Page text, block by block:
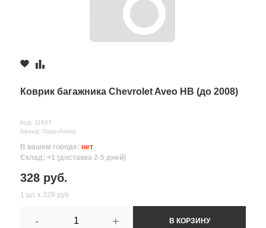
Коврик багажника Chevrolet Aveo HB (до 2008)
Код: 11647
Бренд: Лада-Локер
В вашем городе: нет
Склад: >1 (доставка 2-5 дней)
328 руб.
1 шт х 328 руб.
- + В КОРЗИНУ